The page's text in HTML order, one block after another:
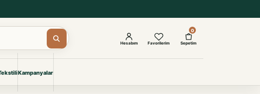
Kampanyalar
Hesabım Favorilerim
0
Sepetim